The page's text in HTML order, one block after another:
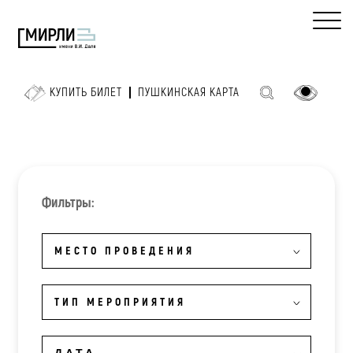
КУПИТЬ БИЛЕТ ПУШКИНСКАЯ КАРТА
Фильтры:
МЕСТО ПРОВЕДЕНИЯ
ТИП МЕРОПРИЯТИЯ